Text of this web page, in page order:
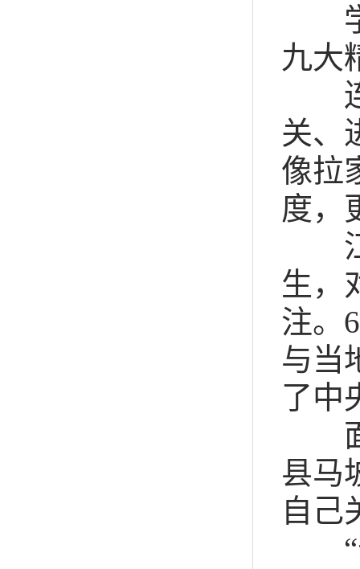
学
九大
连
关、
像拉
度，
江
生，
注。 6
与当
了中
面
县马
自己
“十